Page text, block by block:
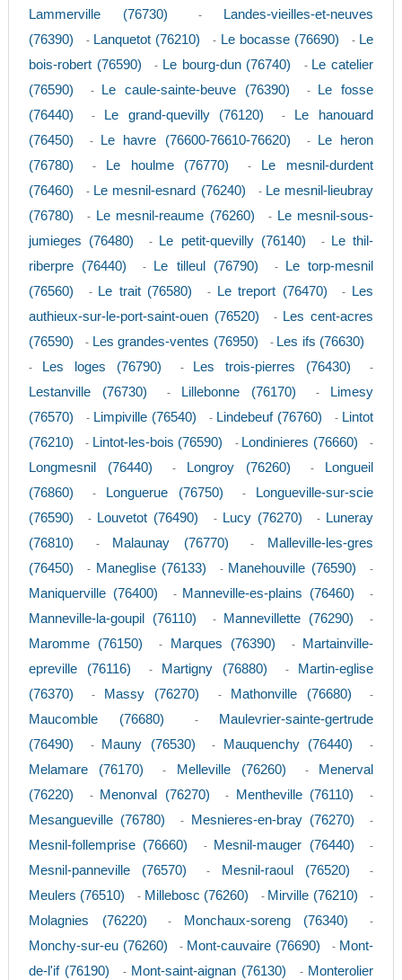
Lammerville (76730) -
Landes-vieilles-et-neuves
(76390)
- Lanquetot (76210) - Le bocasse (76690) - Le
bois-robert (76590)
- Le bourg-dun (76740) - Le catelier
(76590)
- Le caule-sainte-beuve (76390) -
Le fosse
(76440)
- Le grand-quevilly (76120) -
Le hanouard
(76450)
- Le havre (76600-76610-76620) -
Le heron
(76780)
- Le houlme (76770) -
Le mesnil-durdent
(76460)
- Le mesnil-esnard (76240) - Le mesnil-lieubray
(76780)
- Le mesnil-reaume (76260) - Le mesnil-sous-
jumieges (76480)
- Le petit-quevilly (76140) -
Le thil-
riberpre (76440)
- Le tilleul (76790) -
Le torp-mesnil
(76560)
- Le trait (76580) - Le treport (76470) -
Les
authieux-sur-le-port-saint-ouen (76520)
- Les cent-acres
(76590)
- Les grandes-ventes (76950) - Les ifs (76630)
- Les loges (76790) - Les trois-pierres (76430) -
Lestanville (76730) - Lillebonne (76170) -
Limesy
(76570)
- Limpiville (76540) - Lindebeuf (76760) - Lintot
(76210)
- Lintot-les-bois (76590) - Londinieres (76660) -
Longmesnil (76440) - Longroy (76260) -
Longueil
(76860)
- Longuerue (76750) -
Longueville-sur-scie
(76590)
- Louvetot (76490) - Lucy (76270) - Luneray
(76810)
- Malaunay (76770) -
Malleville-les-gres
(76450)
- Maneglise (76133) - Manehouville (76590) -
Maniquerville (76400) - Manneville-es-plains (76460) -
Manneville-la-goupil (76110) - Mannevillette (76290) -
Maromme (76150) - Marques (76390) -
Martainville-
epreville (76116)
- Martigny (76880) -
Martin-eglise
(76370)
- Massy (76270) - Mathonville (76680) -
Maucomble (76680) -
Maulevrier-sainte-gertrude
(76490)
- Mauny (76530) - Mauquenchy (76440) -
Melamare (76170) - Melleville (76260) -
Menerval
(76220)
- Menonval (76270) - Mentheville (76110) -
Mesangueville (76780) - Mesnieres-en-bray (76270) -
Mesnil-follemprise (76660) - Mesnil-mauger (76440) -
Mesnil-panneville (76570) - Mesnil-raoul (76520) -
Meulers (76510) - Millebosc (76260) - Mirville (76210) -
Molagnies (76220) - Monchaux-soreng (76340) -
Monchy-sur-eu (76260) - Mont-cauvaire (76690) - Mont-
de-l'if (76190)
- Mont-saint-aignan (76130) - Monterolier